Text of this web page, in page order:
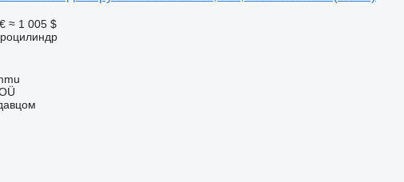
≈ 1 005 $